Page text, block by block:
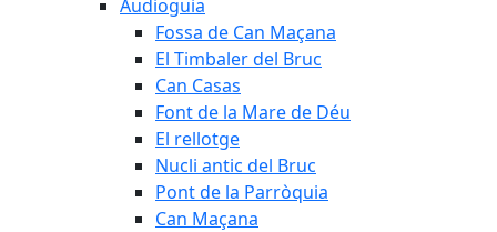
Audioguia
Fossa de Can Maçana
El Timbaler del Bruc
Can Casas
Font de la Mare de Déu
El rellotge
Nucli antic del Bruc
Pont de la Parròquia
Can Maçana